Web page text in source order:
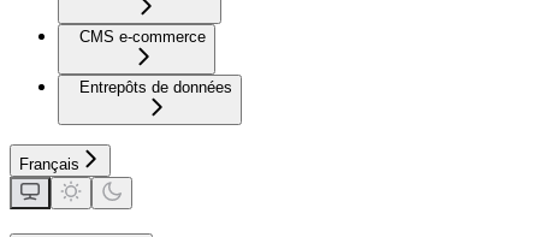
CMS e-commerce
Entrepôts de données
Français